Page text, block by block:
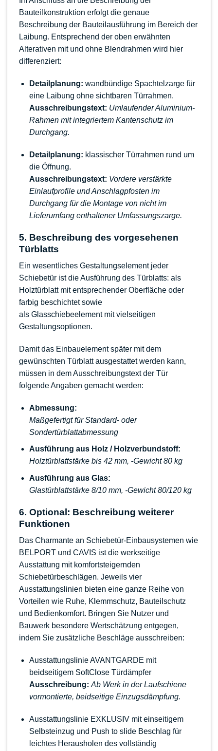
Bauteilkonstruktion erfolgt die genaue
Beschreibung der Bauteilausführung im Bereich der
Laibung. Entsprechend der oben erwähnten
Alterativen mit und ohne Blendrahmen wird hier
differenziert:
Detailplanung: wandbündige Spachtelzarge für
eine Laibung ohne sichtbaren Türrahmen.
Ausschreibungstext: Umlaufender Aluminium-
Rahmen mit integriertem Kantenschutz im
Durchgang.
Detailplanung: klassischer Türrahmen rund um
die Öffnung.
Ausschreibungstext: Vordere verstärkte
Einlaufprofile und Anschlagpfosten im
Durchgang für die Montage von nicht im
Lieferumfang enthaltener Umfassungszarge.
5. Beschreibung des vorgesehenen
Türblatts
Ein wesentliches Gestaltungselement jeder
Schiebetür ist die Ausführung des Türblatts: als
Holztürblatt mit entsprechender Oberfläche oder
farbig beschichtet sowie
als Glasschiebeelementmit vielseitigen
Gestaltungsoptionen.
Damit das Einbauelement später mit dem
gewünschten Türblatt ausgestattet werden kann,
müssen in dem Ausschreibungstext der Tür
folgende Angaben gemacht werden:
Abmessung:
Maßgefertigt für Standard- oder
Sondertürblattabmessung
Ausführung aus Holz / Holzverbundstoff:
Holztürblattstärke bis 42 mm, -Gewicht 80 kg
Ausführung aus Glas:
Glastürblattstärke 8/10 mm, -Gewicht 80/120 kg
6. Optional: Beschreibung weiterer
Funktionen
Das Charmante an Schiebetür-Einbausystemen wie
BELPORT und CAVIS ist die werkseitige
Ausstattung mit komfortsteigernden
Schiebetürbeschlägen. Jeweils vier
Ausstattungslinien bieten eine ganze Reihe von
Vorteilen wie Ruhe, Klemmschutz, Bauteilschutz
und Bedienkomfort. Bringen Sie Nutzer und
Bauwerk besondere Wertschätzung entgegen,
indem Sie zusätzliche Beschläge ausschreiben:
Ausstattungslinie AVANTGARDE mit
beidseitigem SoftClose Türdämpfer
Ausschreibung: Ab Werk in der Laufschiene
vormontierte, beidseitige Einzugsdämpfung.
Ausstattungslinie EXKLUSIVmit einseitigem
Selbsteinzug und Push to slide Beschlag für
leichtes Herausholen des vollständig